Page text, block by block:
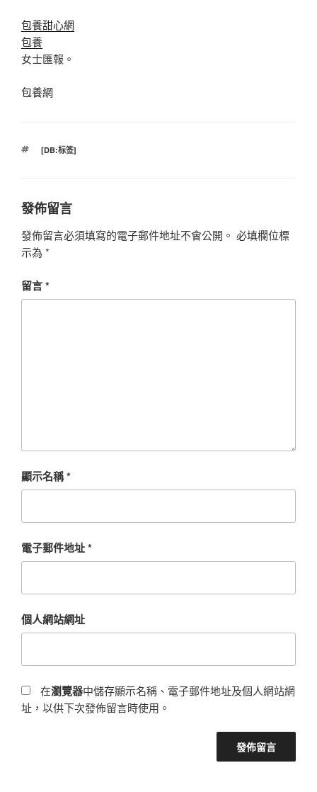
包養甜心網
包養
女士匯報。
包養網
標
[DB:标签]
發佈留言
發佈留言必須填寫的電子郵件地址不會公開。 必填欄位標
示為 *
留言*
顯示名稱*
電子郵件地址*
個人網站網址
在瀏覽器中儲存顯示名稱、電子郵件地址及個人網站網
址，以供下次發佈留言時使用。